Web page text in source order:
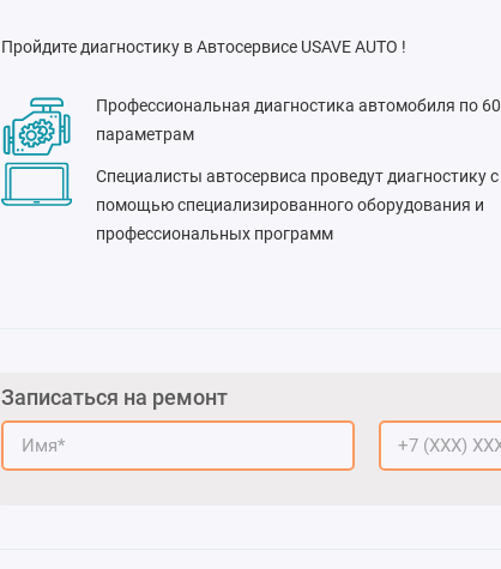
Пройдите диагностику в Автосервисе USAVE AUTO !
Профессиональная диагностика автомобиля по 60
параметрам
Специалисты автосервиса проведут диагностику с
помощью специализированного оборудования и
профессиональных программ
Записаться на ремонт